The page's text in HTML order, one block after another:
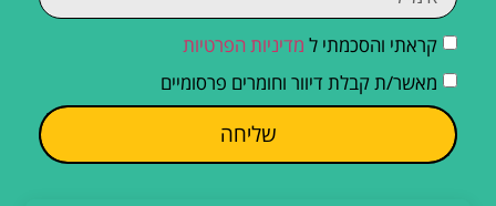
קראתי והסכמתי ל מדיניות הפרטיות
מאשר/ת קבלת דיוור וחומרים פרסומיים
שליחה